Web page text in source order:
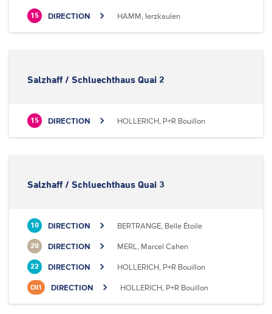
15 DIRECTION HAMM, Ierzkaulen
Salzhaff / Schluechthaus Quai 2
15 DIRECTION HOLLERICH, P+R Bouillon
Salzhaff / Schluechthaus Quai 3
10 DIRECTION BERTRANGE, Belle Étoile
20 DIRECTION MERL, Marcel Cahen
22 DIRECTION HOLLERICH, P+R Bouillon
CN1 DIRECTION HOLLERICH, P+R Bouillon